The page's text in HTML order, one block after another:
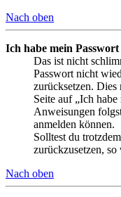
Nach oben
Ich habe mein Passwort
Das ist nicht
Passwort nicht
zurücksetzen.
Seite auf „Ich
Anweisungen
anmelden können.
Solltest du
zurückzusetzen,
Nach oben